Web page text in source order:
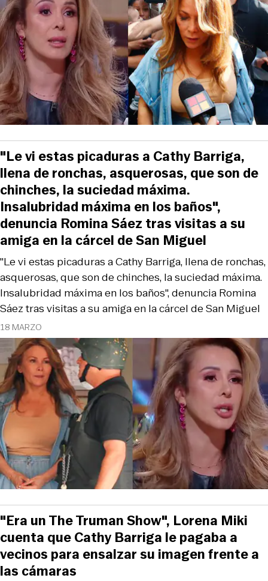
18 MARZO
"Le vi estas picaduras a Cathy Barriga, llena de ronchas,
asquerosas, que son de chinches, la suciedad máxima.
Insalubridad máxima en los baños", denuncia Romina
Sáez tras visitas a su amiga en la cárcel de San Miguel
"Le vi estas picaduras a Cathy Barriga,
llena de ronchas, asquerosas, que son de
chinches, la suciedad máxima.
Insalubridad máxima en los baños",
denuncia Romina Sáez tras visitas a su
amiga en la cárcel de San Miguel
"Era un The Truman Show", Lorena Miki
cuenta que Cathy Barriga le pagaba a
vecinos para ensalzar su imagen frente a
las cámaras